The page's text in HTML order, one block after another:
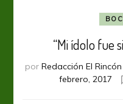
“Mi ídolo fue
por Redacción El
febrero, 2017